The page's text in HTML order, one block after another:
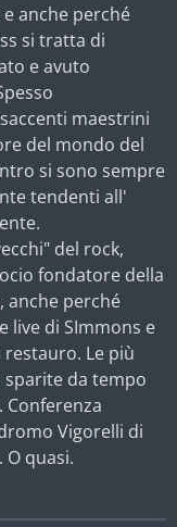
anche perché
si tratta di
e avuto
maestrini
del mondo del
si sono sempre
tendenti all'
del rock,
fondatore della
anche perché
live di SImmons e
restauro. Le più
sparite da tempo
Conferenza
Vigorelli di
O quasi.